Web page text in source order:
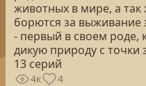
животных в мире, а
борются за выживание
- первый в своем роде,
дикую природу с точки
13 серий
4к 4